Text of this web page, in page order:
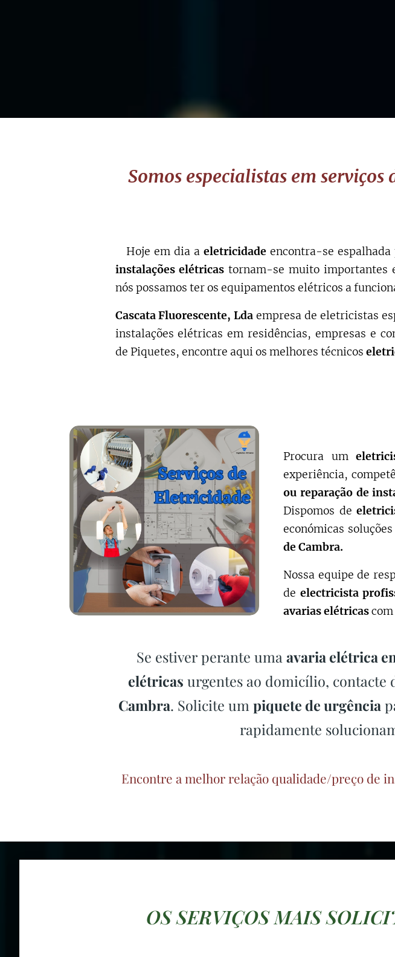
Somos especialistas em
Hoje em dia a eletricidade encontra-se espalhada
instalações elétricas tornam-se muito importantes
nós possamos ter os equipamentos elétricos a
Cascata Fluorescente, Lda empresa de eletricistas
instalações elétricas em residências, empresas e
de Piquetes, encontre aqui os melhores técnicos
Procura um
experiência,
ou reparação de
Dispomos de
económicas
de Cambra.
Nossa equipe de
de electricista
avarias elétricas
Se estiver perante uma avaria elétrica
elétricas urgentes ao domicílio, contacte
Cambra. Solicite um piquete de urgência
rapidamente
Encontre a melhor relação qualidade/preço de
OS SERVIÇOS MAIS